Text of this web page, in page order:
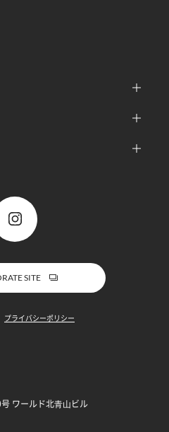
SITE
プライバシーポリシー
ワールド北⻘⼭ビル